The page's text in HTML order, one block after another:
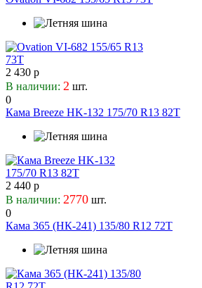
255
265
275
28
285
295
30
31
315
32
33
335
35
70
75
8.5
80
82
85
9.5
90
Autogreen
Avatyre
Barum
Bearway
BFGoodrich
Bontyre
Boto
Cachland
Centara
Chaoyang
Collins (наварка)
Comforser
Continental
2 430 р
В наличии: 2 шт.
0
Кама Breeze HK-132 175/70 R13 82T
2 440 р
В наличии: 2770 шт.
0
Кама 365 (НК-241) 135/80 R12 72T